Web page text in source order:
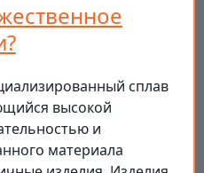
сплав
высокой
и
материала